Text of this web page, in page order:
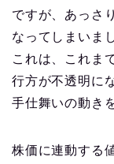
ですが、あっさ
なってしまいま
これは、これま
行方が不透明に
手仕舞いの動き
株価に連動する